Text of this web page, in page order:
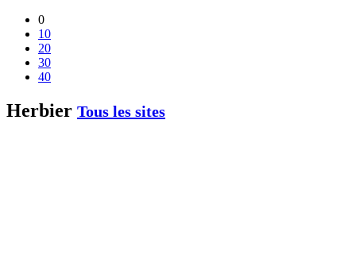
0
10
20
30
40
Herbier Tous les sites